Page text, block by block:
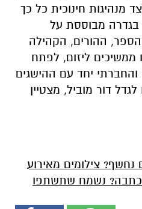
מנהיגות חינוכית כל כך
בגדרה מבוססת על
ההורים, הקהילה
ממשיכים ליזום, לפתח
והחברתי יחד עם ההישגים
דור מוביל, מצטיין
צילומים מאירוע
נשמח שתשתפו